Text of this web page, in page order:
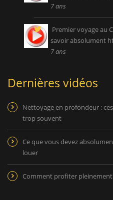
7 ans
Premier voyage au
savoir absolument
7 ans
Dernières vidéos
Nettoyage en profondeur :
trop souvent
Ce que vous devez
louer
Comment profiter